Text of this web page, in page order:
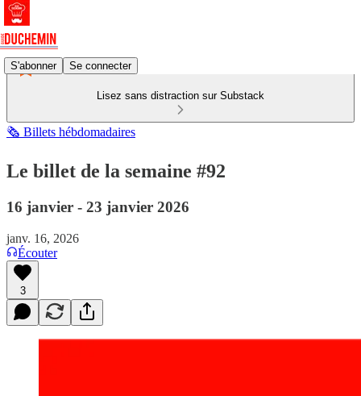
S'abonner Se connecter
Lisez sans distraction sur Substack
🗞️ Billets hébdomadaires
Le billet de la semaine #92
16 janvier - 23 janvier 2026
janv. 16, 2026
Écouter
3